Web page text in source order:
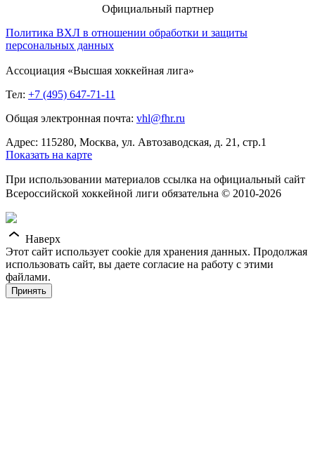
Официальный партнер
Политика ВХЛ в отношении обработки и защиты
персональных данных
Ассоциация «Высшая хоккейная лига»
Тел: +7 (495) 647-71-11
Общая электронная почта: vhl@fhr.ru
Адрес: 115280, Москва, ул. Автозаводская, д. 21, стр.1
Показать на карте
При использовании материалов ссылка на официальный сайт
Всероссийской хоккейной лиги обязательна © 2010-2026
Наверх
Этот сайт использует cookie для хранения данных. Продолжая
использовать сайт, вы даете согласие на работу с этими
файлами.
Принять